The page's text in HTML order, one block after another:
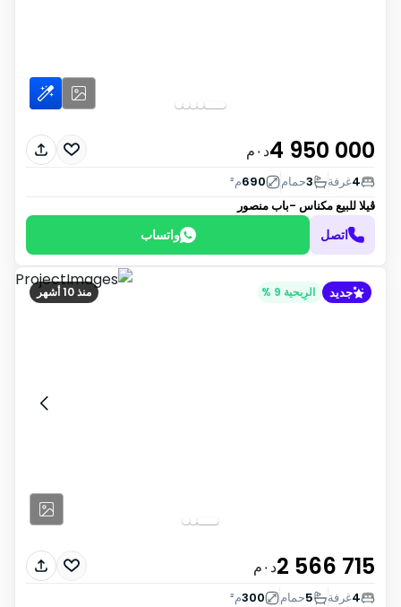
4 950 000د٠م
4غرفة 3حمام 690م²
ڤيلا للبيعمكناس -باب منصور
اتصل واتساب
منذ 10 أشهر جديد الرِبحية 9 %
2 566 715د٠م
4غرفة 5حمام 300م²